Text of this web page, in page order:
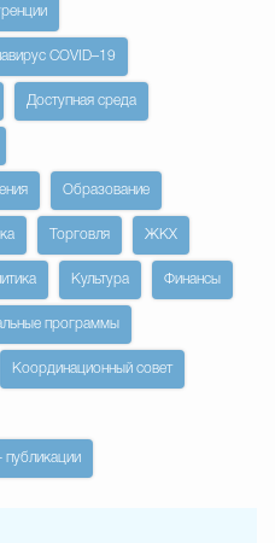
COVID–19
Доступная среда
Образование
Торговля ЖКХ
Культура Финансы
программы
Координационный совет
публикации